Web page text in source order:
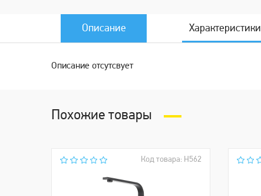
Описание Характеристики
Описание отсутсвует
Похожие товары
Код товара: Н562